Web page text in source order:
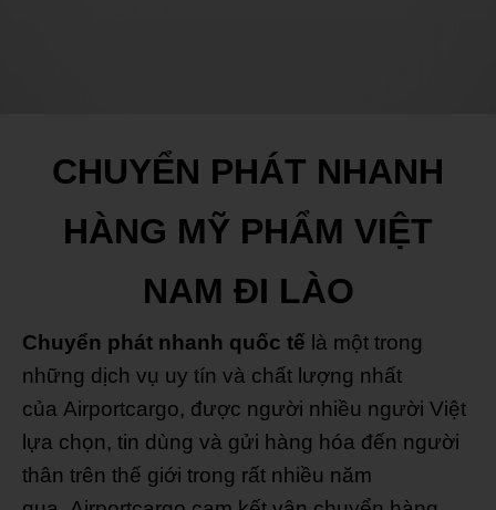
CHUYỂN PHÁT NHANH
HÀNG MỸ PHẨM VIỆT
NAM ĐI LÀO
Chuyển phát nhanh quốc tế là một trong
những dịch vụ uy tín và chất lượng nhất
của Airportcargo, được người nhiều người Việt
lựa chọn, tin dùng và gửi hàng hóa đến người
thân trên thế giới trong rất nhiều năm